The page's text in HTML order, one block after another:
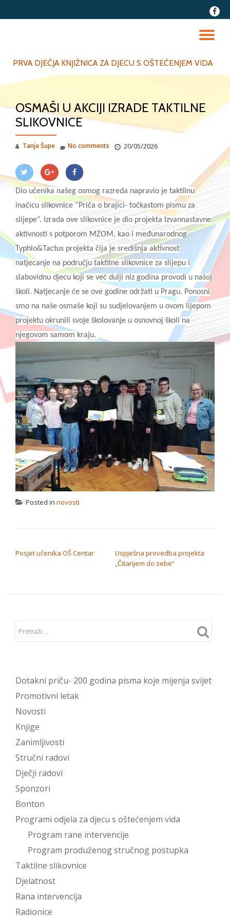
fa-
PRVA DJEČJA KNJIŽNICA ZA DJECU S OŠTEĆENJEM VIDA
OSMAŠI U AKCIJI IZRADE TAKTILNE
SLIKOVNICE
Tanja Šupe 20/05/2026
No comments
Dio učenika našeg osmog razreda napravio je taktilnu
inačicu slikovnice “Priča o brajici- točkastom pismu za
slijepe”. Izrada ove slikovnice je dio projekta Izvannastavne
aktivnosti s potporom MZOM, kao i međunarodnog
Typhlo&Tactus projekta čija je središnja aktivnost
natjecanje na području taktilne slikovnice za slijepu i
slabovidnu djecu koji se već dulji niz godina provodi u našoj
školi. Natjecanje će se ove godine održati u Pragu. Ponosni
smo na naše osmaše koji su sudjelovanjem u ovom lijepom
projektu okrunili svoje školovanje u osnovnoj školi na
njegovom samom kraju.
Posted in novosti
Posjet učenika OŠ Centar
Uspješna provedba projekta
„Čitanjem do sebe“
Dotakni priču- 200 godina pisma koje mijenja svijet
Promotivni letak
Novosti
Knjige
Zanimljivosti
Stručni radovi
Dječji radovi
Sponzori
Bonton
Programi odjela za djecu s oštećenjem vida
Program rane intervencije
Program produženog stručnog postupka
Taktilne slikovnice
Djelatnost
Rana intervencija
Radionice